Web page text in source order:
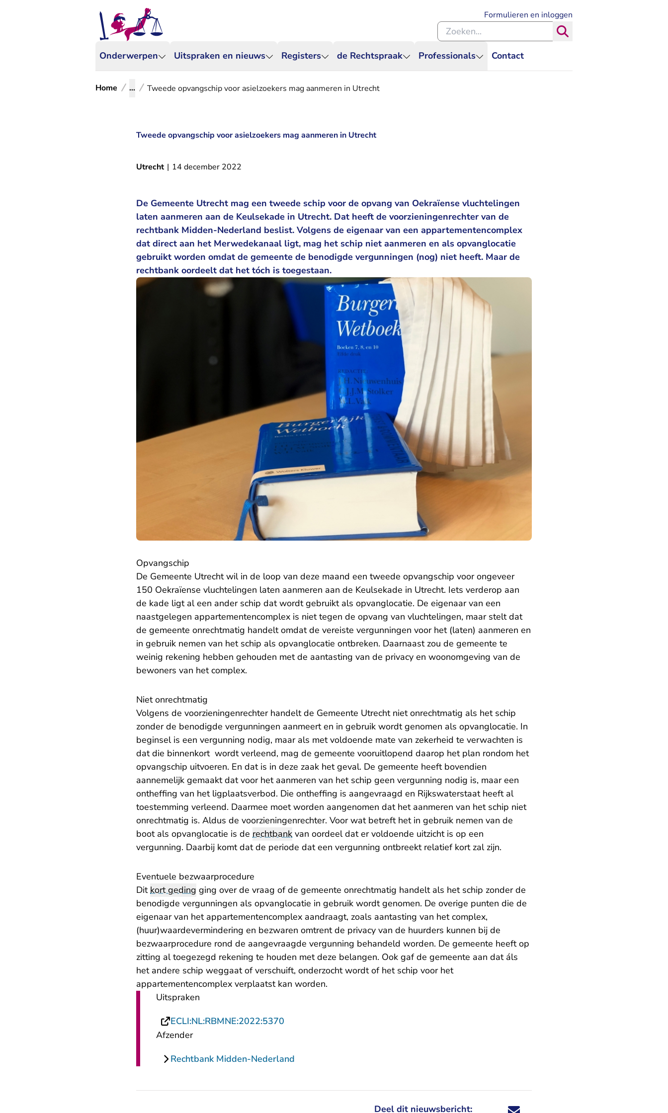
Onderwerpen Uitspraken en nieuws Registers de Rechtspraak Professionals Contact
Formulieren en inloggen
Zoeken binnen de Rechtspraak
Home ... Tweede opvangschip voor asielzoekers mag aanmeren in Utrecht
Tweede opvangschip voor asielzoekers mag aanmeren in Utrecht
Utrecht | 14 december 2022
De Gemeente Utrecht mag een tweede schip voor de opvang van Oekraïense vluchtelingen
laten aanmeren aan de Keulsekade in Utrecht. Dat heeft de voorzieningenrechter van de
rechtbank Midden-Nederland beslist. Volgens de eigenaar van een appartementencomplex
dat direct aan het Merwedekanaal ligt, mag het schip niet aanmeren en als opvanglocatie
gebruikt worden omdat de gemeente de benodigde vergunningen (nog) niet heeft. Maar de
rechtbank oordeelt dat het tóch is toegestaan.
Opvangschip
De Gemeente Utrecht wil in de loop van deze maand een tweede opvangschip voor ongeveer
150 Oekraïense vluchtelingen laten aanmeren aan de Keulsekade in Utrecht. Iets verderop aan
de kade ligt al een ander schip dat wordt gebruikt als opvanglocatie. De eigenaar van een
naastgelegen appartementencomplex is niet tegen de opvang van vluchtelingen, maar stelt dat
de gemeente onrechtmatig handelt omdat de vereiste vergunningen voor het (laten) aanmeren en
in gebruik nemen van het schip als opvanglocatie ontbreken. Daarnaast zou de gemeente te
weinig rekening hebben gehouden met de aantasting van de privacy en woonomgeving van de
bewoners van het complex.
Niet onrechtmatig
Volgens de voorzieningenrechter handelt de Gemeente Utrecht niet onrechtmatig als het schip
zonder de benodigde vergunningen aanmeert en in gebruik wordt genomen als opvanglocatie. In
beginsel is een vergunning nodig, maar als met voldoende mate van zekerheid te verwachten is
dat die binnenkort wordt verleend, mag de gemeente vooruitlopend daarop het plan rondom het
opvangschip uitvoeren. En dat is in deze zaak het geval. De gemeente heeft bovendien
aannemelijk gemaakt dat voor het aanmeren van het schip geen vergunning nodig is, maar een
ontheffing van het ligplaatsverbod. Die ontheffing is aangevraagd en Rijkswaterstaat heeft al
toestemming verleend. Daarmee moet worden aangenomen dat het aanmeren van het schip niet
onrechtmatig is. Aldus de voorzieningenrechter. Voor wat betreft het in gebruik nemen van de
boot als opvanglocatie is de rechtbank van oordeel dat er voldoende uitzicht is op een
vergunning. Daarbij komt dat de periode dat een vergunning ontbreekt relatief kort zal zijn.
Eventuele bezwaarprocedure
Ditkort geding ging over de vraag of de gemeente onrechtmatig handelt als het schip zonder de
benodigde vergunningen als opvanglocatie in gebruik wordt genomen. De overige punten die de
eigenaar van het appartementencomplex aandraagt, zoals aantasting van het complex,
(huur)waardevermindering en bezwaren omtrent de privacy van de huurders kunnen bij de
bezwaarprocedure rond de aangevraagde vergunning behandeld worden. De gemeente heeft op
zitting al toegezegd rekening te houden met deze belangen. Ook gaf de gemeente aan dat áls
het andere schip weggaat of verschuift, onderzocht wordt of het schip voor het
appartementencomplex verplaatst kan worden.
Uitspraken
ECLI:NL:RBMNE:2022:5370
Afzender
Rechtbank Midden-Nederland
Deel dit nieuwsbericht: Deel dit nieuwsbericht via X - U verlaat
Deel dit nieuwsbericht via Facebook - U
Deel dit nieuwsbericht via e-mail
Deel dit nieuwsbericht via LinkedIn - U